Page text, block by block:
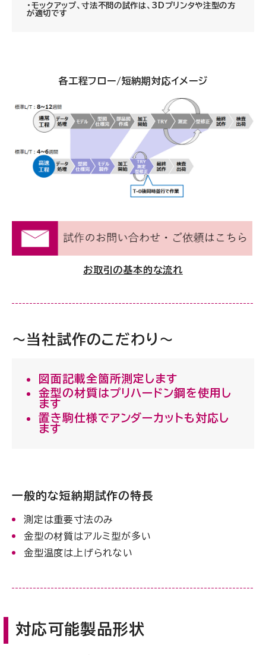
・モックアップ、寸法不問の試作は、3Dプリンタや注型の方
が適切です
各工程フロー/短納期対応イメージ
お取引の基本的な流れ
～当社試作のこだわり～
図面記載全箇所測定します
金型の材質はプリハードン鋼を使用し
ます
置き駒仕様でアンダーカットも対応し
ます
一般的な短納期試作の特長
測定は重要寸法のみ
金型の材質はアルミ型が多い
金型温度は上げられない
対応可能製品形状